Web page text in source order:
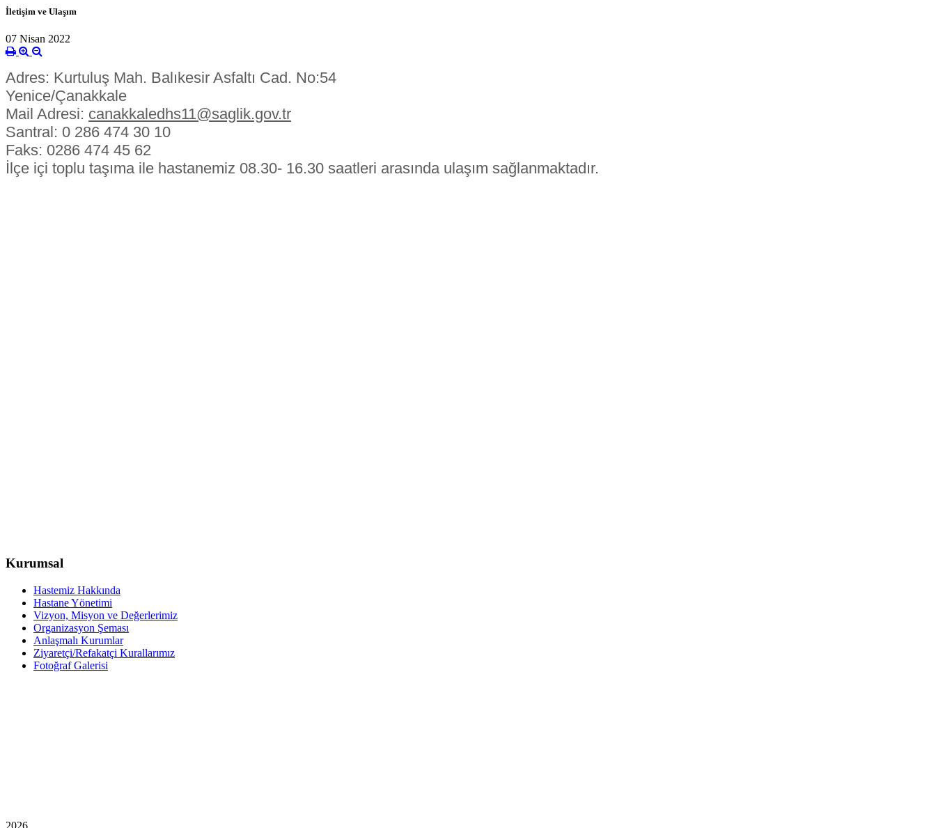
İletişim ve Ulaşım
07 Nisan 2022
Adres: Kurtuluş Mah. Balıkesir Asfaltı Cad. No:54
Yenice/Çanakkale
Mail Adresi: canakkaledhs11@saglik.gov.tr
Santral: 0 286 474 30 10
Faks: 0286 474 45 62
İlçe içi toplu taşıma ile hastanemiz 08.30- 16.30 saatleri arasında ulaşım sağlanmaktadır.
Kurumsal
Hastemiz Hakkında
Hastane Yönetimi
Vizyon, Misyon ve Değerlerimiz
Organizasyon Şeması
Anlaşmalı Kurumlar
Ziyaretçi/Refakatçi Kurallarımız
Fotoğraf Galerisi